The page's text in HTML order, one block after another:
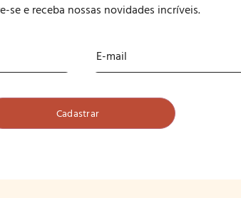
se e receba nossas novidades incríveis.